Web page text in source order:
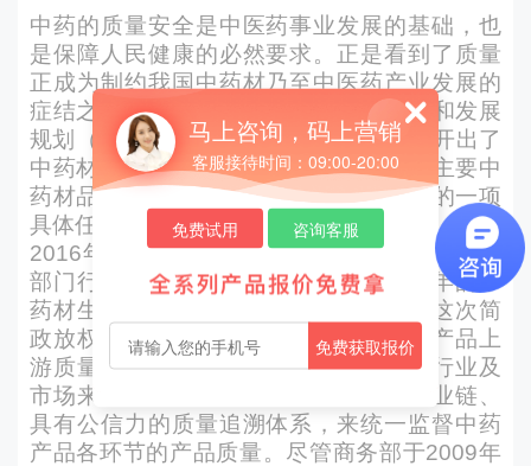
马上咨询，码上营销
客服接待时间：09:00-20:00
免费试用 咨询客服
免费获取报价
中药的质量安全是中医药事业发展的基础，也
是保障人民健康的必然要求。正是看到了质量
正成为制约我国中药材乃至中医药产业发展的
症结之一，2015年出台的《中药材保护和发展
规划（2015—2020年）》便对症下药，开出了
中药材质量保障的处方，其中“建立覆盖主要中
药材品种的全过程追溯体系”即是要完成的一项
具体任务。
2016年，国务院印发了《关于取消13项国务院
部门行政许可事项的决定》，实行了14年的中
药材生产质量管理规范（GAP）认证在这次简
政放权的改革中被取消。这意味着中药产品上
游质量控制全部下放给了企业。对中药行业及
市场来说，这就迫切需要一套支持全产业链、
具有公信力的质量追溯体系，来统一监督中药
产品各环节的产品质量。尽管商务部于2009年